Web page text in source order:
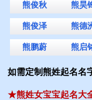
熊俊秋 熊昊
熊俊泽 熊德
熊鹏蔚 熊启
如需定制熊姓起名名
★熊姓女宝宝起名大